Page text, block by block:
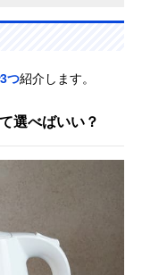
つ紹介します。
選べばいい？